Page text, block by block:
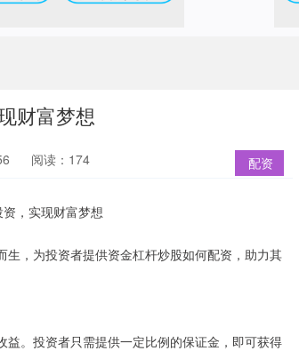
财富梦想
配资
阅读：174
，为投资者提供资金杠杆炒股如何配资，助力其
。投资者只需提供一定比例的保证金，即可获得